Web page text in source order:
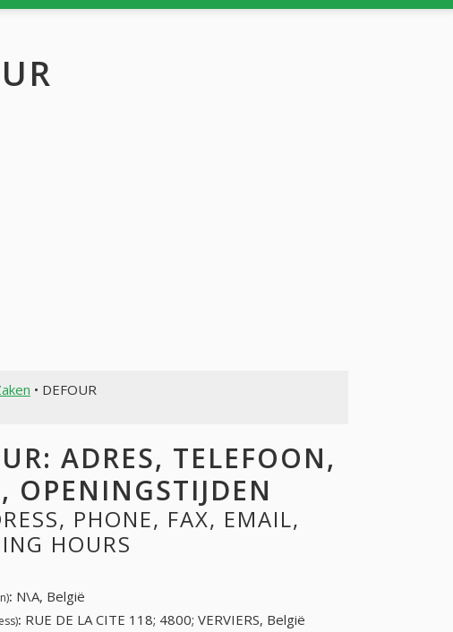
• DEFOUR
ADRES, TELEFOON,
OPENINGSTIJDEN
PHONE, FAX, EMAIL,
HOURS
: N\A, België
: RUE DE LA CITE 118; 4800; VERVIERS, België